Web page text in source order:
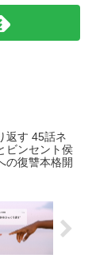
返す 45話ネ
ビンセント侯
の復讐本格開